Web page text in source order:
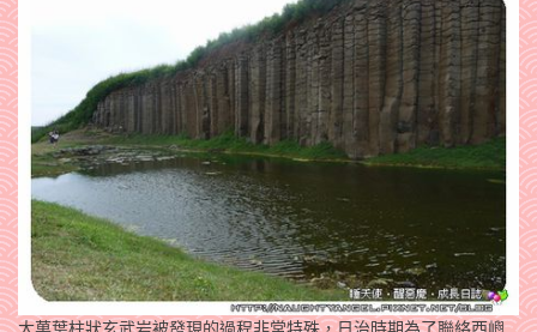
大菓葉柱狀玄武岩被發現的過程非常特殊，日治時期為了聯絡西嶼